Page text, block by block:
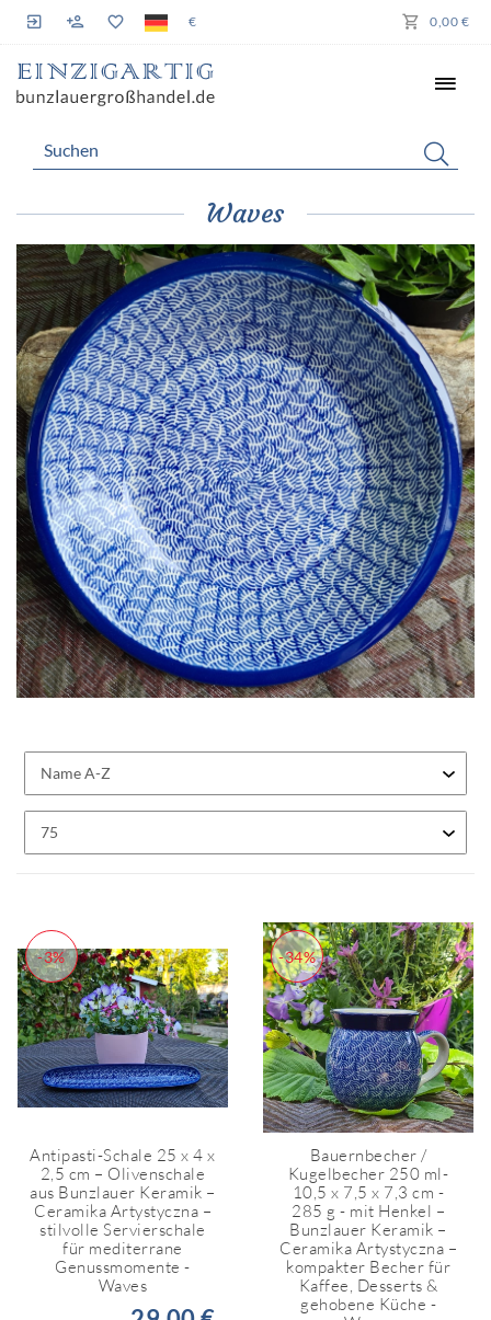
€ 0,00 €
Waves
-3%
Antipasti-Schale 25 x 4 x
2,5 cm – Olivenschale
aus Bunzlauer Keramik –
Ceramika Artystyczna –
stilvolle Servierschale
für mediterrane
Genussmomente -
Waves
-34%
Bauernbecher /
Kugelbecher 250 ml-
10,5 x 7,5 x 7,3 cm -
285 g - mit Henkel –
Bunzlauer Keramik –
Ceramika Artystyczna –
kompakter Becher für
Kaffee, Desserts &
gehobene Küche -